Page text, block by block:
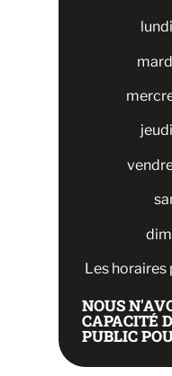
Les
NOUS
CAPACITÉ
PUBLIC